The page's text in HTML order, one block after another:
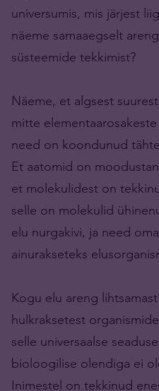
universumis, mis järjest
näeme samaaegselt
süsteemide tekkimist?
Näeme, et algsest
mitte
need on koondunud
Et aatomid on
et molekulidest on
selle on molekulid
elu nurgakivi, ja need
ainurakseteks
Kogu elu areng
hulkraksetest
selle universaalse
bioloogilise olendiga ei
Inimestel on tekkinud